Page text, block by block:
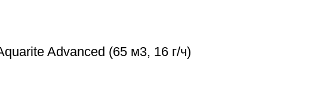
Advanced (65 м3, 16 г/ч)